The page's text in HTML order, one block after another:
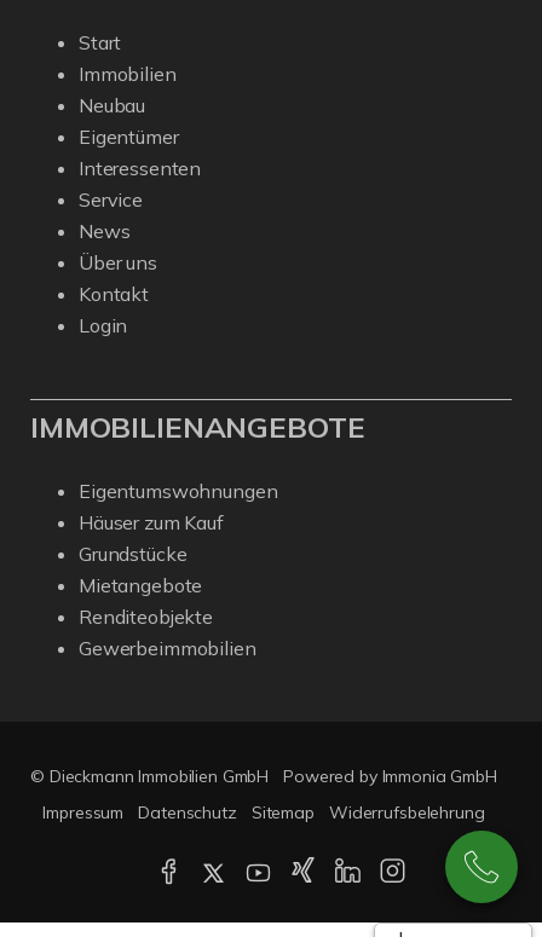
Start
Immobilien
Neubau
Eigentümer
Interessenten
Service
News
Über uns
Kontakt
Login
IMMOBILIENANGEBOTE
Eigentumswohnungen
Häuser zum Kauf
Grundstücke
Mietangebote
Renditeobjekte
Gewerbeimmobilien
© Dieckmann Immobilien GmbH
Powered by Immonia GmbH
Impressum
Datenschutz Sitemap Widerrufsbelehrung